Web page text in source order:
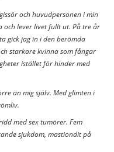
och huvudpersonen i min
och lever livet fullt ut. På tre år
gick jag in i den berömda
starkare kvinna som fångar
istället för hinder med
än mig själv. Med glimten i
med sex tumörer. Fem
sjukdom, mastiondit på